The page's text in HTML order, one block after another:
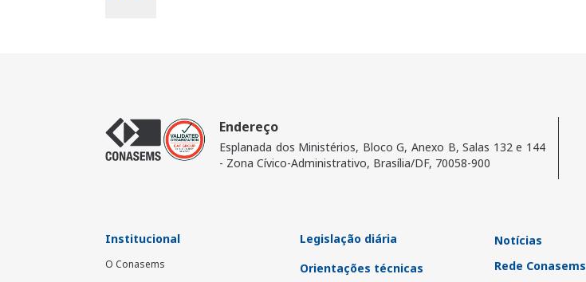
Endereço
Esplanada dos Ministérios, Bloco G, Anexo B, Salas 132 e 144
- Zona Cívico-Administrativo, Brasília/DF, 70058-900
Institucional
O Conasems
Legislação diária
Orientações técnicas
Notícias
Rede Conasems